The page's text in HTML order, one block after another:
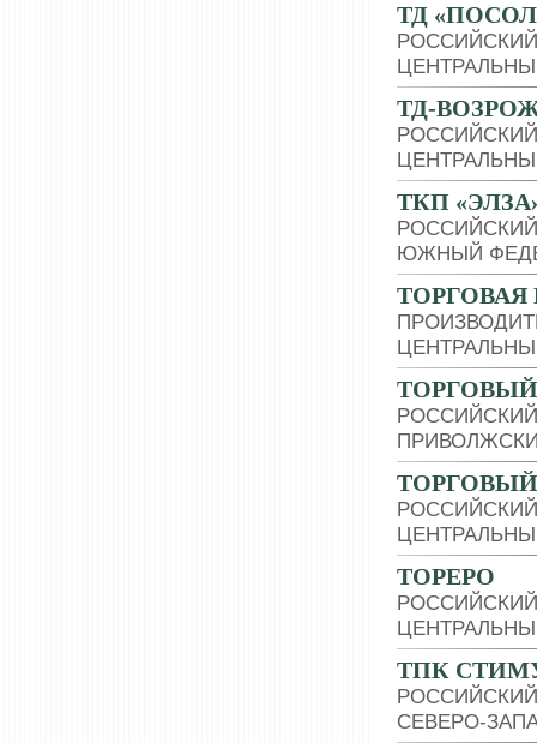
ТД
ТД-
ТКП
ЮЖНЫЙ
ТОРГОВЫЙ
ТОРГОВЫЙ
ТОРЕРО
ТПК
СЕВЕРО-